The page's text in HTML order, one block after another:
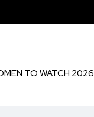
TO WATCH 2026